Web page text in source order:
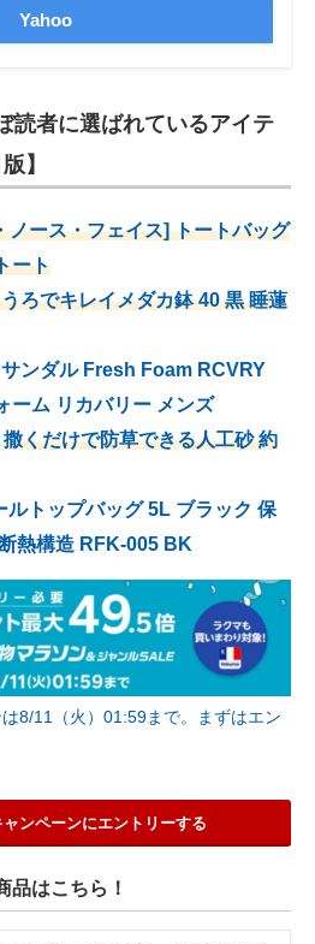
Yahoo
読者に選ばれているアイテ
】
ノース・フェイス] トートバッグ
ート
ろでキレイメダカ鉢 40 黒 睡蓮
ンダル Fresh Foam RCVRY
ーム リカバリー メンズ
くだけで防草できる人工砂 約
ルトップバッグ 5L ブラック 保
熱構造 RFK-005 BK
は8/11（火）01:59まで。まずはエン
ンペーンにエントリーする
品はこちら！